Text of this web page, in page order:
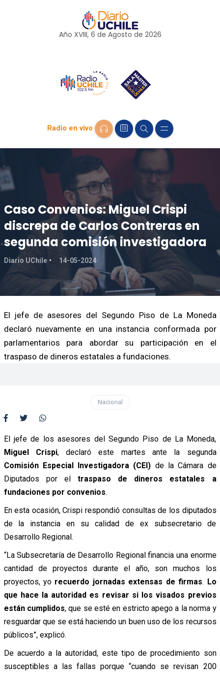
Año XVIII, 6 de Agosto de 2026
Radio en vivo
Caso Convenios: Miguel Crispi
discrepa de Carlos Contreras en
segunda comisión investigadora
Diario UChile 14-05-2024
El jefe de asesores del Segundo Piso de La Moneda
declaró nuevamente en una instancia conformada por
parlamentarios para abordar su participación en el
traspaso de dineros estatales a fundaciones.
Nacional
El jefe de los asesores del Segundo Piso de La Moneda,
Miguel Crispi, declaró este martes ante la segunda
Comisión Especial Investigadora (CEI) de la Cámara de
Diputados por el traspaso de dineros estatales a
fundaciones por convenios.
En esta ocasión, Crispi respondió consultas de los diputados
de la instancia en su calidad de ex subsecretario de
Desarrollo Regional.
“La Subsecretaría de Desarrollo Regional financia una enorme
cantidad de proyectos durante el año, son muchos los
proyectos, yo recuerdo jornadas extensas de firmas. Lo
que hace la autoridad es revisar si los visados previos
están cumplidos, que se esté en estricto apego a la norma y
resguardar que se está haciendo un buen uso de los recursos
públicos”, explicó.
De acuerdo a la autoridad, este tipo de procedimiento son
susceptibles a las fallas porque “cuando se revisan 200